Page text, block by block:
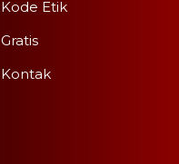
Kode Etik
Gratis
Kontak